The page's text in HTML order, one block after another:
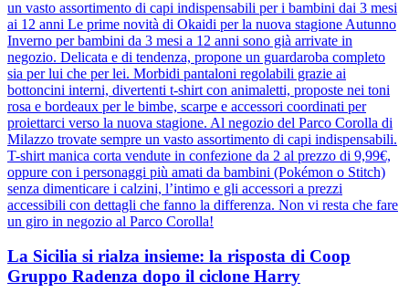
un vasto assortimento di capi indispensabili per i bambini dai 3 mesi
ai 12 anni Le prime novità di Okaidi per la nuova stagione Autunno
Inverno per bambini da 3 mesi a 12 anni sono già arrivate in
negozio. Delicata e di tendenza, propone un guardaroba completo
sia per lui che per lei. Morbidi pantaloni regolabili grazie ai
bottoncini interni, divertenti t-shirt con animaletti, proposte nei toni
rosa e bordeaux per le bimbe, scarpe e accessori coordinati per
proiettarci verso la nuova stagione. Al negozio del Parco Corolla di
Milazzo trovate sempre un vasto assortimento di capi indispensabili.
T-shirt manica corta vendute in confezione da 2 al prezzo di 9,99€,
oppure con i personaggi più amati da bambini (Pokémon o Stitch)
senza dimenticare i calzini, l’intimo e gli accessori a prezzi
accessibili con dettagli che fanno la differenza. Non vi resta che fare
un giro in negozio al Parco Corolla!
La Sicilia si rialza insieme: la risposta di Coop
Gruppo Radenza dopo il ciclone Harry